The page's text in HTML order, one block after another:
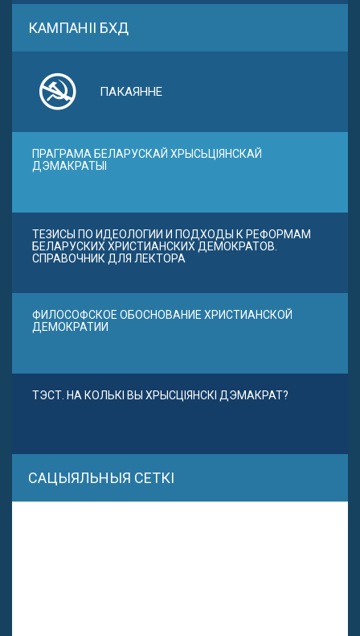
КАМПАНІІ БХД
ПАКАЯННЕ
ПРАГРАМА БЕЛАРУСКАЙ ХРЫСЬЦІЯНСКАЙ
ДЭМАКРАТЫІ
ТЕЗИСЫ ПО ИДЕОЛОГИИ И ПОДХОДЫ К РЕФОРМАМ
БЕЛАРУСКИХ ХРИСТИАНСКИХ ДЕМОКРАТОВ.
СПРАВОЧНИК ДЛЯ ЛЕКТОРА
ФИЛОСОФСКОЕ ОБОСНОВАНИЕ ХРИСТИАНСКОЙ
ДЕМОКРАТИИ
ТЭСТ. НА КОЛЬКІ ВЫ ХРЫСЦІЯНСКІ ДЭМАКРАТ?
САЦЫЯЛЬНЫЯ СЕТКІ